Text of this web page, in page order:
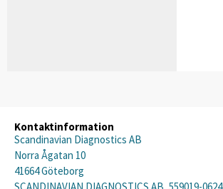
Kontaktinformation
Scandinavian Diagnostics AB
Norra Ågatan 10
41664 Göteborg